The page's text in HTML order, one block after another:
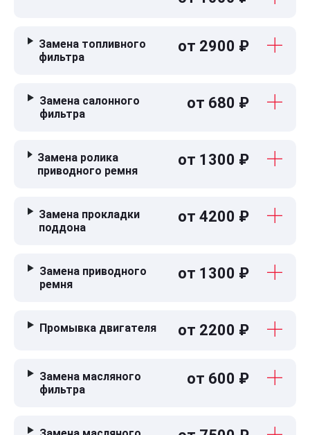
Замена топливного
фильтра
от 2900 ₽
Замена салонного
фильтра
от 680 ₽
Замена ролика
приводного ремня
от 1300 ₽
Замена прокладки
поддона
от 4200 ₽
Замена приводного
ремня
от 1300 ₽
Промывка двигателя от 2200 ₽
Замена масляного
фильтра
от 600 ₽